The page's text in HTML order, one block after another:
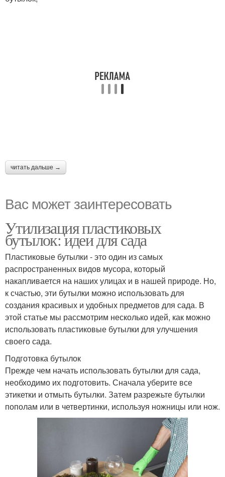
читать дальше →
Вас может заинтересовать
Утилизация пластиковых
бутылок: идеи для сада
Пластиковые бутылки - это один из самых
распространенных видов мусора, который
накапливается на наших улицах и в нашей природе. Но,
к счастью, эти бутылки можно использовать для
создания красивых и удобных предметов для сада. В
этой статье мы рассмотрим несколько идей, как можно
использовать пластиковые бутылки для улучшения
своего сада.
Подготовка бутылок
Прежде чем начать использовать бутылки для сада,
необходимо их подготовить. Сначала уберите все
этикетки и отмыть бутылки. Затем разрежьте бутылки
пополам или в четвертинки, используя ножницы или нож.